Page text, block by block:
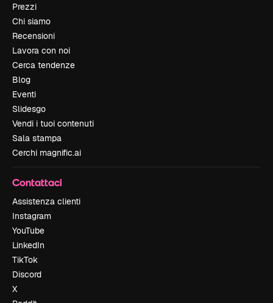
Prezzi
Chi siamo
Recensioni
Lavora con noi
Cerca tendenze
Blog
Eventi
Slidesgo
Vendi i tuoi contenuti
Sala stampa
Cerchi magnific.ai
Contattaci
Assistenza clienti
Instagram
YouTube
LinkedIn
TikTok
Discord
X